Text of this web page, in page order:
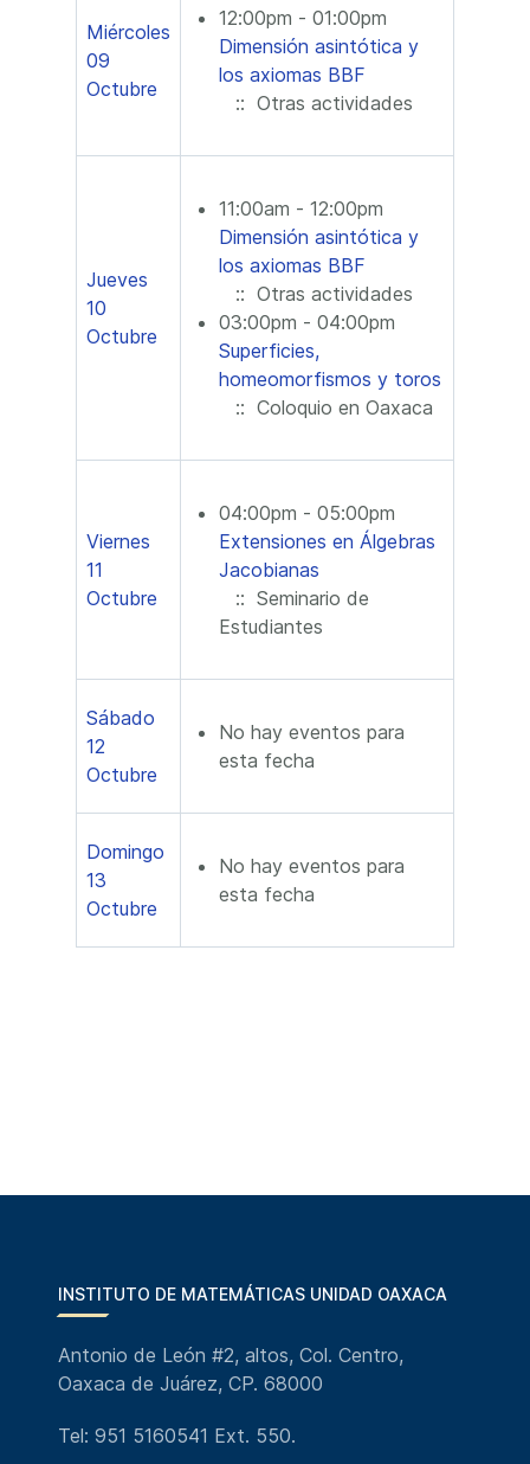
Miércoles
09
Octubre
12:00pm - 01:00pm
Dimensión asintótica y
los axiomas BBF
:: Otras actividades
Jueves
10
Octubre
11:00am - 12:00pm
Dimensión asintótica y
los axiomas BBF
:: Otras actividades
03:00pm - 04:00pm
Superficies,
homeomorfismos y toros
:: Coloquio en Oaxaca
Viernes
11
Octubre
04:00pm - 05:00pm
Extensiones en Álgebras
Jacobianas
:: Seminario de
Estudiantes
Sábado
12
Octubre
No hay eventos para
esta fecha
Domingo
13
Octubre
No hay eventos para
esta fecha
INSTITUTO DE MATEMÁTICAS UNIDAD OAXACA
Antonio de León #2, altos, Col. Centro,
Oaxaca de Juárez, CP. 68000
Tel: 951 5160541 Ext. 550.